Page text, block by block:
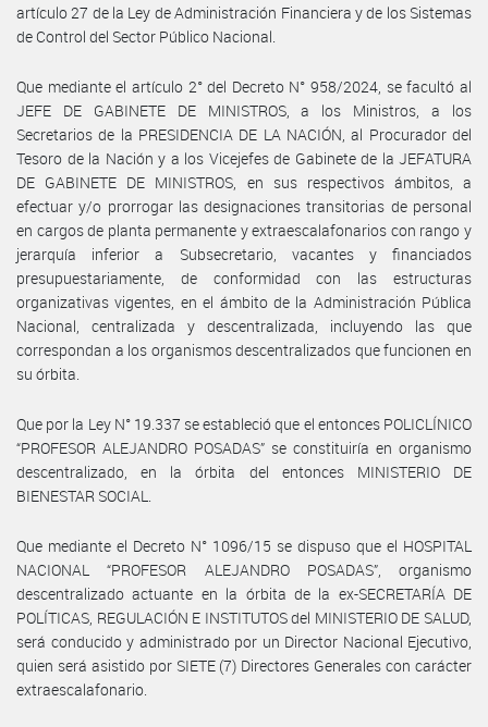
artículo 27 de la Ley de Administración Financiera y de los Sistemas
de Control del Sector Público Nacional.
Que mediante el artículo 2° del Decreto N° 958/2024, se facultó al
JEFE DE GABINETE DE MINISTROS, a los Ministros, a los
Secretarios de la PRESIDENCIA DE LA NACIÓN, al Procurador del
Tesoro de la Nación y a los Vicejefes de Gabinete de la JEFATURA
DE GABINETE DE MINISTROS, en sus respectivos ámbitos, a
efectuar y/o prorrogar las designaciones transitorias de personal
en cargos de planta permanente y extraescalafonarios con rango y
jerarquía inferior a Subsecretario, vacantes y financiados
presupuestariamente, de conformidad con las estructuras
organizativas vigentes, en el ámbito de la Administración Pública
Nacional, centralizada y descentralizada, incluyendo las que
correspondan a los organismos descentralizados que funcionen en
su órbita.
Que por la Ley N° 19.337 se estableció que el entonces POLICLÍNICO
“PROFESOR ALEJANDRO POSADAS” se constituiría en organismo
descentralizado, en la órbita del entonces MINISTERIO DE
BIENESTAR SOCIAL.
Que mediante el Decreto N° 1096/15 se dispuso que el HOSPITAL
NACIONAL “PROFESOR ALEJANDRO POSADAS”, organismo
descentralizado actuante en la órbita de la ex-SECRETARÍA DE
POLÍTICAS, REGULACIÓN E INSTITUTOS del MINISTERIO DE SALUD,
será conducido y administrado por un Director Nacional Ejecutivo,
quien será asistido por SIETE (7) Directores Generales con carácter
extraescalafonario.